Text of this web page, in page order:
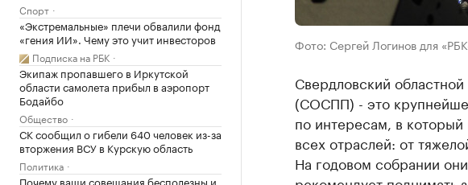
Спорт
«Экстремальные» плечи обвалили фонд
«гения ИИ». Чему это учит инвесторов
Подписка на РБК
Экипаж пропавшего в Иркутской
области самолета прибыл в аэропорт
Бодайбо
Общество
СК сообщил о гибели 640 человек из-за
вторжения ВСУ в Курскую область
Политика
Почему ваши совещания бесполезны и
Фото: Сергей Логинов для
Свердловский
(СОСПП) - это
по интересам, в
всех отраслей: от
На годовом собрании